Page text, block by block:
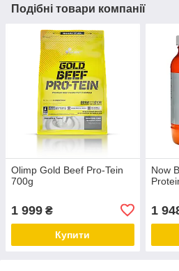
Подібні товари компанії
Olimp Gold Beef Pro-Tein
700g
1 999 ₴
Купити
Now
1